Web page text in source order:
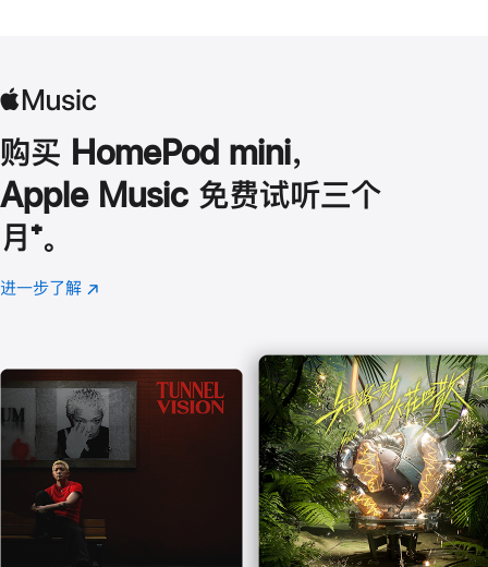
购买 HomePod mini，
Apple Music 免费试听三个
月 脚
注
⁺。
进一步了解 Apple
(在
口
中
打
开)